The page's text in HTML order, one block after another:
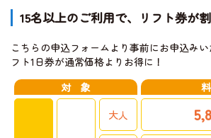
気球・高原アク
ィ
交通アクセス
宿泊案内
15名以上のご利用で、リフト券が
こちらの申込フォームより事前にお申込み
フト1日券が通常価格よりお得に！
対 象
大人